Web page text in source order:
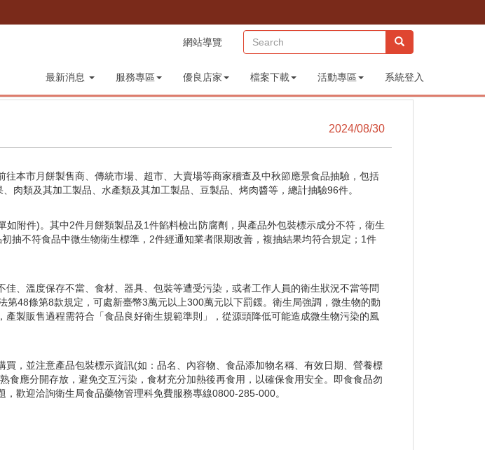
網站導覽 (sitemap)
最新消息 服務專區 優良店家 檔案下載 活動專區 系統登入
2024/08/30
本市月餅製售商、傳統市場、超市、大賣場等商家稽查及中秋節應景食品抽驗，包括
肉類及其加工製品、水產類及其加工製品、豆製品、烤肉醬等，總計抽驗96件。
附件)。其中2件月餅類製品及1件餡料檢出防腐劑，與產品外包裝標示成分不符，衛生
抽不符食品中微生物衛生標準，2件經通知業者限期改善，複抽結果均符合規定；1件
、溫度保存不當、食材、器具、包裝等遭受污染，或者工作人員的衛生狀況不當等問
48條第8款規定，可處新臺幣3萬元以上300萬元以下罰鍰。衛生局強調，微生物的動
製販售過程需符合「食品良好衛生規範準則」，從源頭降低可能造成微生物污染的風
，並注意產品包裝標示資訊(如：品名、內容物、食品添加物名稱、有效日期、營養標
應分開存放，避免交互污染，食材充分加熱後再食用，以確保食用安全。即食食品勿
歡迎洽詢衛生局食品藥物管理科免費服務專線0800-285-000。